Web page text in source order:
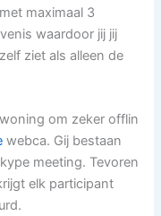
maximaal 3
waardoor jij jij
ziet als alleen de
om zeker offlin
webca. Gij bestaan
meeting. Tevoren
elk participant